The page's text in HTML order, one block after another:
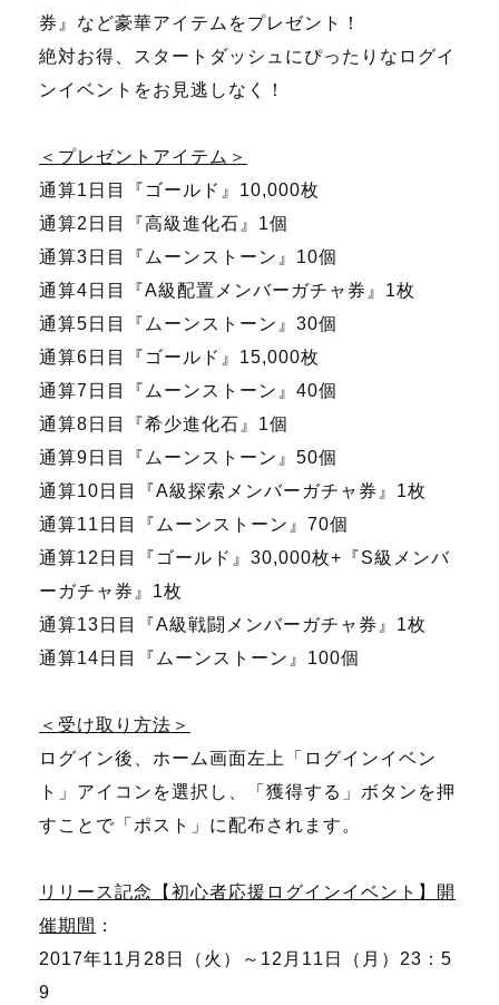
券』など豪華アイテムをプレゼント！
絶対お得、スタートダッシュにぴったりなログイ
ンイベントをお見逃しなく！
＜プレゼントアイテム＞
通算1日目『ゴールド』10,000枚
通算2日目『高級進化石』1個
通算3日目『ムーンストーン』10個
通算4日目『A級配置メンバーガチャ券』1枚
通算5日目『ムーンストーン』30個
通算6日目『ゴールド』15,000枚
通算7日目『ムーンストーン』40個
通算8日目『希少進化石』1個
通算9日目『ムーンストーン』50個
通算10日目『A級探索メンバーガチャ券』1枚
通算11日目『ムーンストーン』70個
通算12日目『ゴールド』30,000枚+『S級メンバ
ーガチャ券』1枚
通算13日目『A級戦闘メンバーガチャ券』1枚
通算14日目『ムーンストーン』100個
＜受け取り方法＞
ログイン後、ホーム画面左上「ログインイベン
ト」アイコンを選択し、「獲得する」ボタンを押
すことで「ポスト」に配布されます。
リリース記念【初心者応援ログインイベント】開
催期間 ：
2017年11月28日（火）～12月11日（月）23：5
9